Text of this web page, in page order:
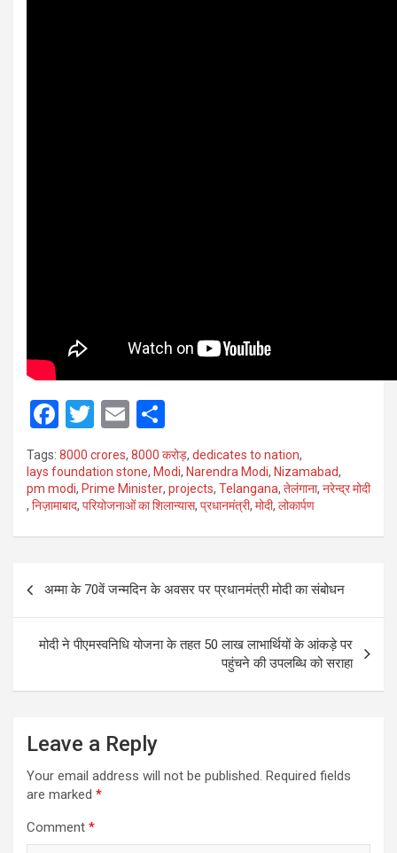
F
a
ce
b
o
k
T
tt
er
E
m
ail
h
ar
e
Tags: 8000 crores, 8000 करोड़, dedicates to nation,
lays foundation stone, Modi, Narendra Modi, Nizamabad,
pm modi, Prime Minister, projects, Telangana, तेलंगाना, नरेन्द्र मोदी
, निज़ामाबाद, परियोजनाओं का शिलान्यास, प्रधानमंत्री, मोदी, लोकार्पण
अम्मा के 70वें जन्मदिन के अवसर पर प्रधानमंत्री मोदी का संबोधन
मोदी ने पीएमस्वनिधि योजना के तहत 50 लाख लाभार्थियों के आंकड़े पर
पहुंचने की उपलब्धि को सराहा
Leave a Reply
Your email address will not be published. Required fields
are marked *
Comment *